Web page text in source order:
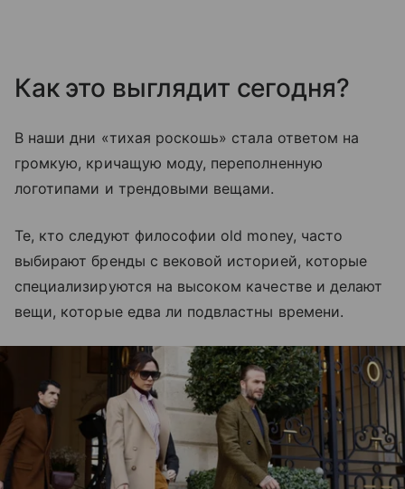
Как это выглядит сегодня?
В наши дни «тихая роскошь» стала ответом на
громкую, кричащую моду, переполненную
логотипами и трендовыми вещами.
Те, кто следуют философии old money, часто
выбирают бренды с вековой историей, которые
специализируются на высоком качестве и делают
вещи, которые едва ли подвластны времени.